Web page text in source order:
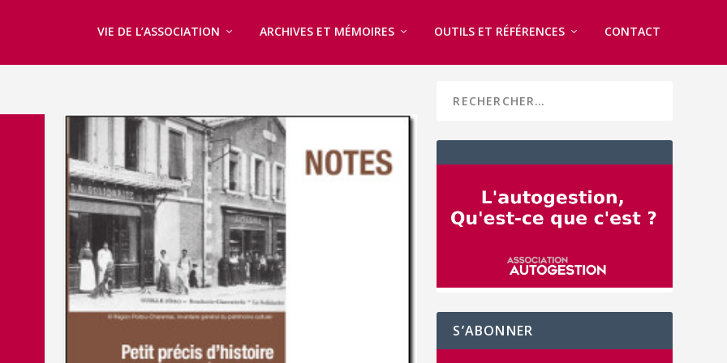
VIE DE L’ASSOCIATION ARCHIVES ET MÉMOIRES OUTILS ET RÉFÉRENCES CONTACT
S’ABONNER